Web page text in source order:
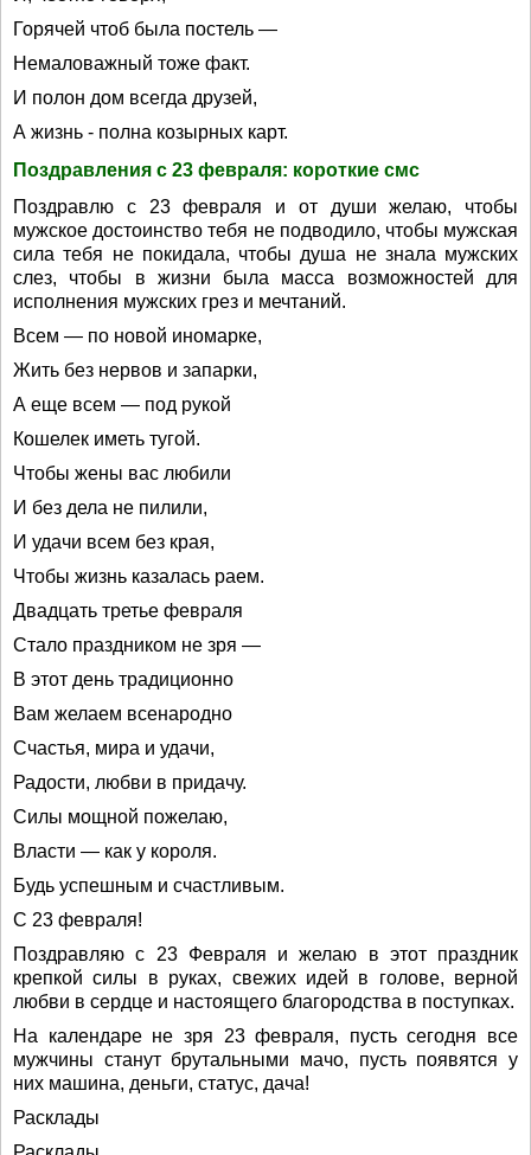
Горячей чтоб была постель —
Немаловажный тоже факт.
И полон дом всегда друзей,
А жизнь - полна козырных карт.
Поздравления с 23 февраля: короткие смс
Поздравлю с 23 февраля и от души желаю, чтобы
мужское достоинство тебя не подводило, чтобы мужская
сила тебя не покидала, чтобы душа не знала мужских
слез, чтобы в жизни была масса возможностей для
исполнения мужских грез и мечтаний.
Всем — по новой иномарке,
Жить без нервов и запарки,
А еще всем — под рукой
Кошелек иметь тугой.
Чтобы жены вас любили
И без дела не пилили,
И удачи всем без края,
Чтобы жизнь казалась раем.
Двадцать третье февраля
Стало праздником не зря —
В этот день традиционно
Вам желаем всенародно
Счастья, мира и удачи,
Радости, любви в придачу.
Силы мощной пожелаю,
Власти — как у короля.
Будь успешным и счастливым.
С 23 февраля!
Поздравляю с 23 Февраля и желаю в этот праздник
крепкой силы в руках, свежих идей в голове, верной
любви в сердце и настоящего благородства в поступках.
На календаре не зря 23 февраля, пусть сегодня все
мужчины станут брутальными мачо, пусть появятся у
них машина, деньги, статус, дача!
Расклады